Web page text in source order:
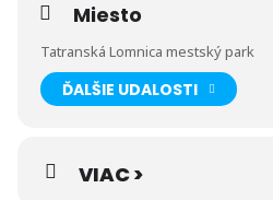
Podujatie je realizované s finančnou
dopravy a výstavby Slovenskej
Miesto
Tatranská Lomnica mestský park
ĎALŠIE UDALOSTI
VIAC >